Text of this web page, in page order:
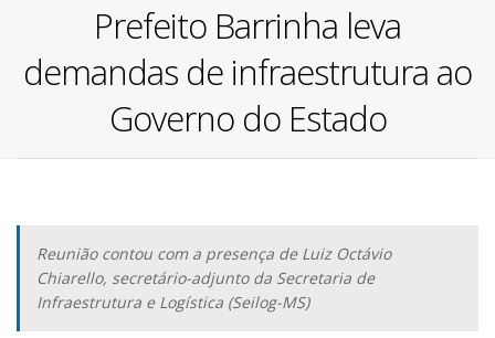
Prefeito Barrinha leva
demandas de infraestrutura ao
Governo do Estado
Reunião contou com a presença de Luiz Octávio
Chiarello, secretário-adjunto da Secretaria de
Infraestrutura e Logística (Seilog-MS)